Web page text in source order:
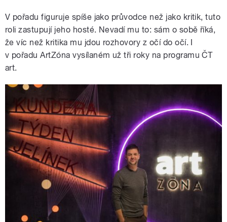
V pořadu figuruje spíše jako průvodce než jako kritik, tuto
roli zastupují jeho hosté. Nevadí mu to: sám o sobě říká,
že víc než kritika mu jdou rozhovory z očí do očí. I
v pořadu ArtZóna vysílaném už tři roky na programu ČT
art.